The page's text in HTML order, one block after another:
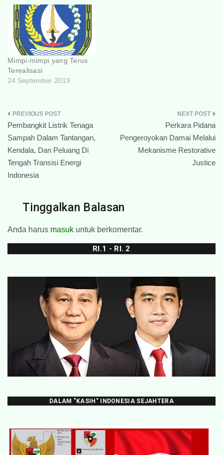
Mimpi-mimpi yang Terus
Terealisasi
24 September 2019
Navigasi
pos
Pembangkit Listrik Tenaga
Sampah Dalam Tantangan,
Kendala, Dan Peluang Di
Tengah Transisi Energi
Indonesia
Perkara Pidana
Pengeroyokan Damai Melalui
Mekanisme Restorative
Justice
Tinggalkan Balasan
Anda harus masuk untuk berkomentar.
RI.1 - RI. 2
DALAM "KASIH" INDONESIA SEJAHTERA